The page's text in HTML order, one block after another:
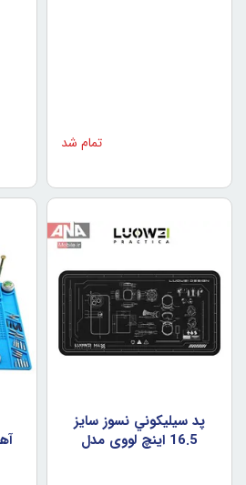
تمام شد
پد سيليکوني نسوز سايز
16.5 اينچ لووي مدل